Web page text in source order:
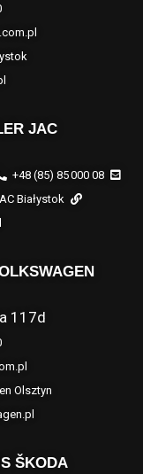
JAC
+48 (85) 85 000 08
Białystok
117d
Olsztyn
ŠKODA